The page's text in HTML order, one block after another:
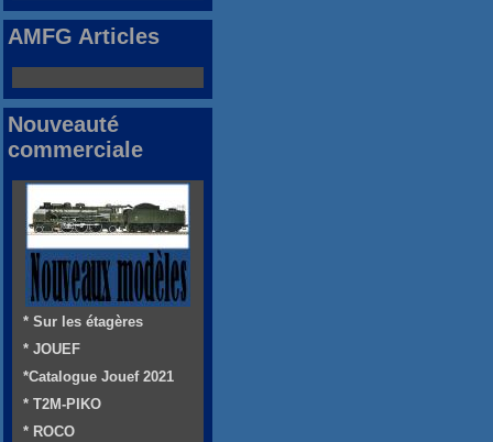
AMFG Articles
Nouveauté
commerciale
* Sur les étagères
* JOUEF
*Catalogue Jouef 2021
* T2M-PIKO
* ROCO